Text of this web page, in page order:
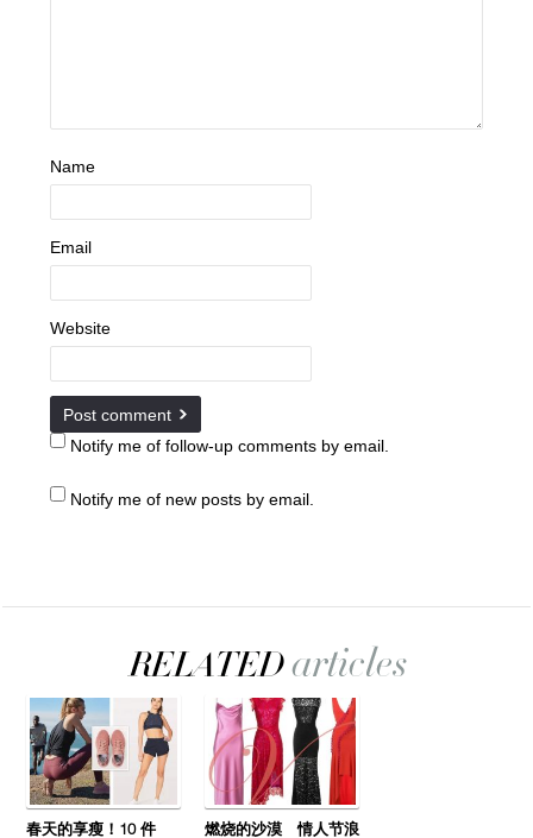
Name
Email
Website
Notify me of follow-up comments by email.
Notify me of new posts by email.
春天的享瘦！10 件
燃烧的沙漠 情人节浪